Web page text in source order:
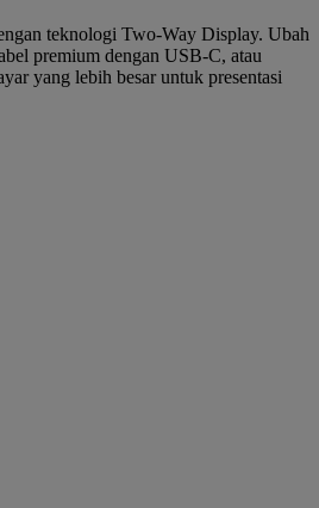
teknologi Two-Way Display. Ubah
premium dengan USB-C, atau
yang lebih besar untuk presentasi